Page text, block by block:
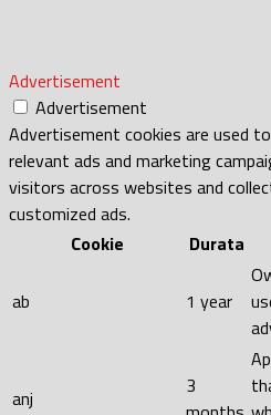
Advertisement
Advertisement
Advertisement cookies are used
relevant ads and marketing
visitors across websites and
customized ads.
Cookie
Durata
ab 1 year
anj
3